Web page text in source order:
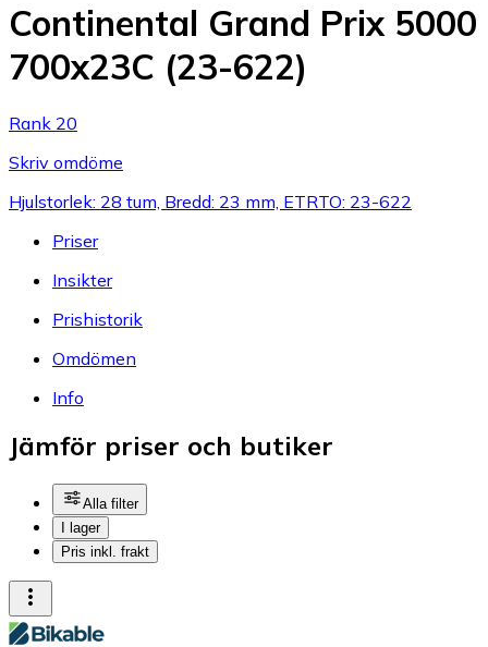
Continental Grand Prix 5000
700x23C (23-622)
Rank 20
Skriv omdöme
Hjulstorlek: 28 tum, Bredd: 23 mm, ETRTO: 23-622
Priser
Insikter
Prishistorik
Omdömen
Info
Jämför priser och butiker
Alla filter
I lager
Pris inkl. frakt